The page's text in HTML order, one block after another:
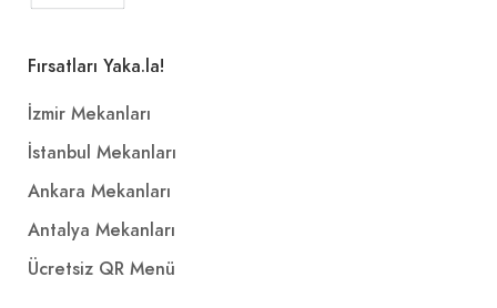
Fırsatları Yaka.la!
İzmir Mekanları
İstanbul Mekanları
Ankara Mekanları
Antalya Mekanları
Ücretsiz QR Menü